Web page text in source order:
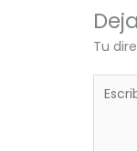
Tu
aquí...